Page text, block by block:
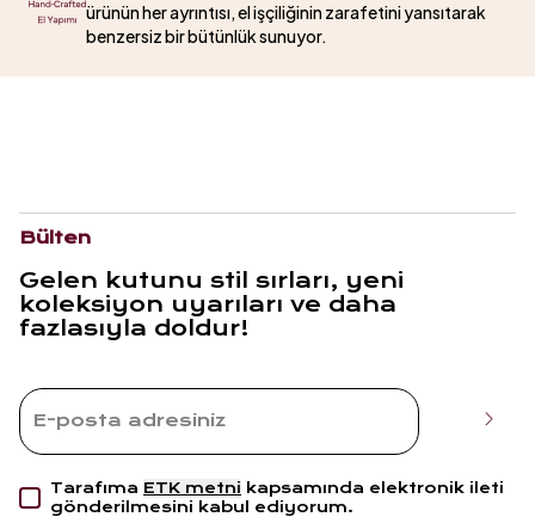
ürünün her ayrıntısı, el işçiliğinin zarafetini yansıtarak
benzersiz bir bütünlük sunuyor.
Bülten
Gelen kutunu stil sırları, yeni
koleksiyon uyarıları ve daha
fazlasıyla doldur!
Tarafıma ETK metni kapsamında elektronik ileti
gönderilmesini kabul ediyorum.